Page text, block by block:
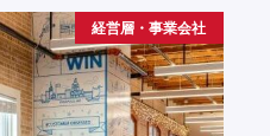
経営層・事業会社